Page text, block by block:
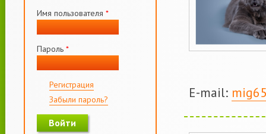
Имя пользователя *
Пароль *
Регистрация
Забыли пароль?
Е-mail: